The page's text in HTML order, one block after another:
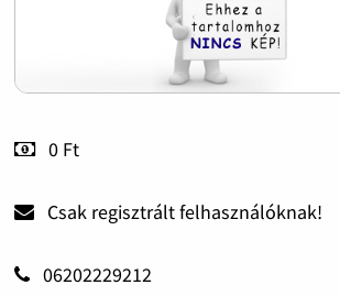
0 Ft
Csak regisztrált felhasználóknak!
06202229212